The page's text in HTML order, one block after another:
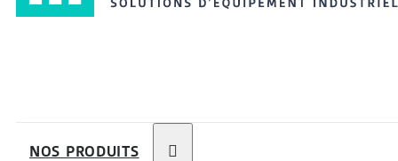
NOS PRODUITS